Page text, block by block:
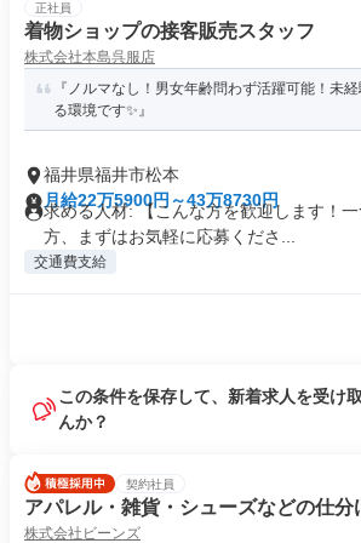
正社員
着物ショップの接客販売スタッフ
株式会社本島呉服店
『ノルマなし！男女年齢問わず活躍可能！未
る環境です✨』
福井県福井市松本
月給22万5900円～43万8730円
求める人材: 【こんな方を歓迎します！
方、まずはお気軽に応募くださ...
交通費支給
この条件を保存して、新着求人を受け
んか？
契約社員
アパレル・雑貨・シューズなどの仕分
株式会社ビーンズ